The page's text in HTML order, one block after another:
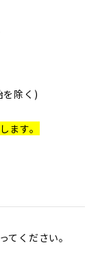
除く)
ます。
てください。